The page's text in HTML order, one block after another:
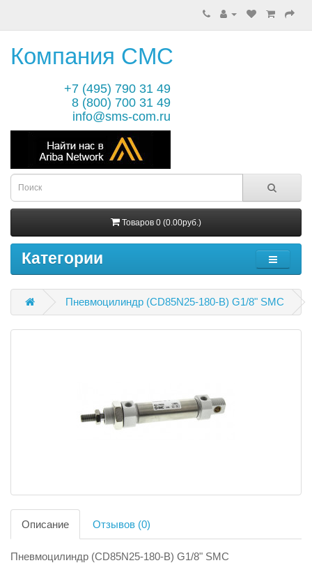
Компания СМС
+7 (495) 790 31 49
8 (800) 700 31 49
info@sms-com.ru
Товаров 0 (0.00руб.)
Категории
Пневмоцилиндр (CD85N25-180-B) G1/8" SMC
Описание Отзывов (0)
Пневмоцилиндр (CD85N25-180-B) G1/8" SMC